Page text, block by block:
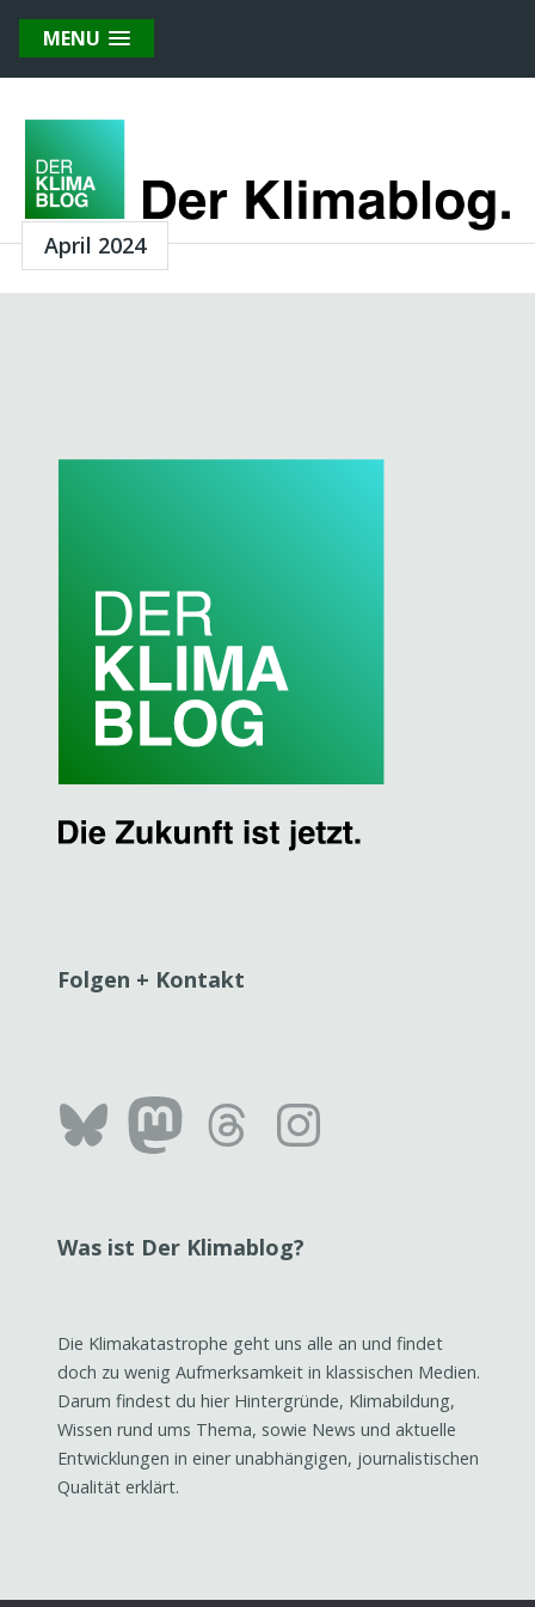
MENU
April 2024
Folgen + Kontakt
Bluesky
Mastodon
Threads
Was ist Der Klimablog?
Die Klimakatastrophe geht uns alle an und findet
doch zu wenig Aufmerksamkeit in klassischen Medien.
Darum findest du hier Hintergründe, Klimabildung,
Wissen rund ums Thema, sowie News und aktuelle
Entwicklungen in einer unabhängigen, journalistischen
Qualität erklärt.